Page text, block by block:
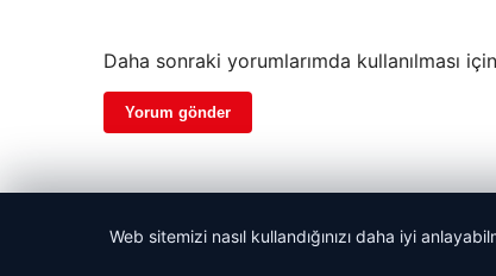
Daha sonraki yorumlarımda kullanılması
© 2026 Haber Nerede
Web sitemizi nasıl kullandığınızı daha iyi